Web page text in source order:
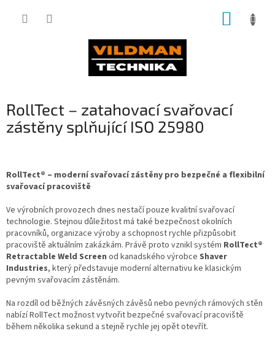
RollTect – zatahovací svařovací
zástěny splňující ISO 25980
RollTect® – moderní svařovací zástěny pro bezpečné a flexibilní
svařovací pracoviště
Ve výrobních provozech dnes nestačí pouze kvalitní svařovací
technologie. Stejnou důležitost má také bezpečnost okolních
pracovníků, organizace výroby a schopnost rychle přizpůsobit
pracoviště aktuálním zakázkám. Právě proto vznikl systém RollTect®
Retractable Weld Screen od kanadského výrobce Shaver
Industries, který představuje moderní alternativu ke klasickým
pevným svařovacím zástěnám.
Na rozdíl od běžných závěsných závěsů nebo pevných rámových stěn
nabízí RollTect možnost vytvořit bezpečné svařovací pracoviště
během několika sekund a stejně rychle jej opět otevřít.